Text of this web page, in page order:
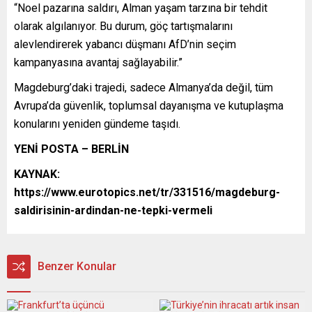
“Noel pazarına saldırı, Alman yaşam tarzına bir tehdit
olarak algılanıyor. Bu durum, göç tartışmalarını
alevlendirerek yabancı düşmanı AfD’nin seçim
kampanyasına avantaj sağlayabilir.”
Magdeburg’daki trajedi, sadece Almanya’da değil, tüm
Avrupa’da güvenlik, toplumsal dayanışma ve kutuplaşma
konularını yeniden gündeme taşıdı.
YENİ POSTA – BERLİN
KAYNAK:
https://www.eurotopics.net/tr/331516/magdeburg-
saldirisinin-ardindan-ne-tepki-vermeli
Benzer Konular